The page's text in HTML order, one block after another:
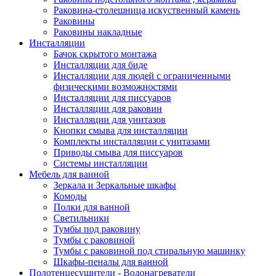
Раковина-столешница искуственный камень
Раковины
Раковины накладные
Инсталляции
Бачок скрытого монтажа
Инсталляции для биде
Инсталляции для людей с ограниченными
физическими возможностями
Инсталляции для писсуаров
Инсталляции для раковин
Инсталляции для унитазов
Кнопки смыва для инсталляции
Комплекты инсталляции с унитазами
Приводы смыва для писсуаров
Системы инсталляции
Мебель для ванной
Зеркала и Зеркальные шкафы
Комоды
Полки для ванной
Светильники
Тумбы под раковину
Тумбы с раковиной
Тумбы с раковиной под стиральную машинку
Шкафы-пеналы для ванной
Полотенцесушители - Водонагреватели